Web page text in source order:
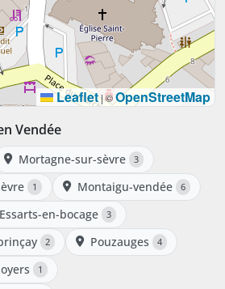
Leaflet|©OpenStreetMap
Vendée
Mortagne-sur-sèvre 3
1 Montaigu-vendée 6
Essarts-en-bocage 3
2 Pouzauges 4
1